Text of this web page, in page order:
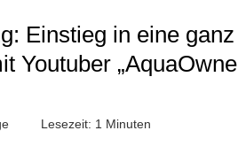
Einstieg in eine ganz
Youtuber
Lesezeit: 1 Minuten